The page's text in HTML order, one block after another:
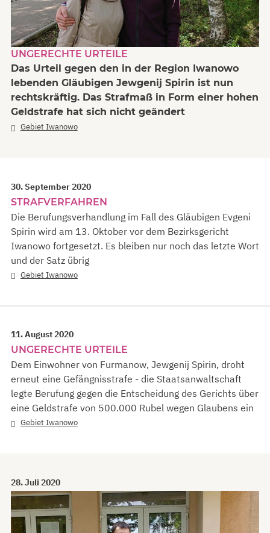
UNGERECHTE URTEILE
Das Urteil gegen den in der Region Iwanowo
lebenden Gläubigen Jewgenij Spirin ist nun
rechtskräftig. Das Strafmaß in Form einer hohen
Geldstrafe hat sich nicht geändert
Gebiet Iwanowo
30. September 2020
STRAFVERFAHREN
Die Berufungsverhandlung im Fall des Gläubigen Evgeni
Spirin wird am 13. Oktober vor dem Bezirksgericht
Iwanowo fortgesetzt. Es bleiben nur noch das letzte Wort
und der Satz übrig
Gebiet Iwanowo
11. August 2020
UNGERECHTE URTEILE
Dem Einwohner von Furmanow, Jewgenij Spirin, droht
erneut eine Gefängnisstrafe - die Staatsanwaltschaft
legte Berufung gegen die Entscheidung des Gerichts über
eine Geldstrafe von 500.000 Rubel wegen Glaubens ein
Gebiet Iwanowo
28. Juli 2020